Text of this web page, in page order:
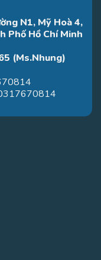
N1, Mỹ Hoà 4,
Phố Hồ Chí Minh
(Ms.Nhung)